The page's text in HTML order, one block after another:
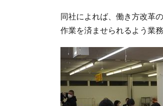
同社によれば、働き方改革
作業を済ませられるよう業